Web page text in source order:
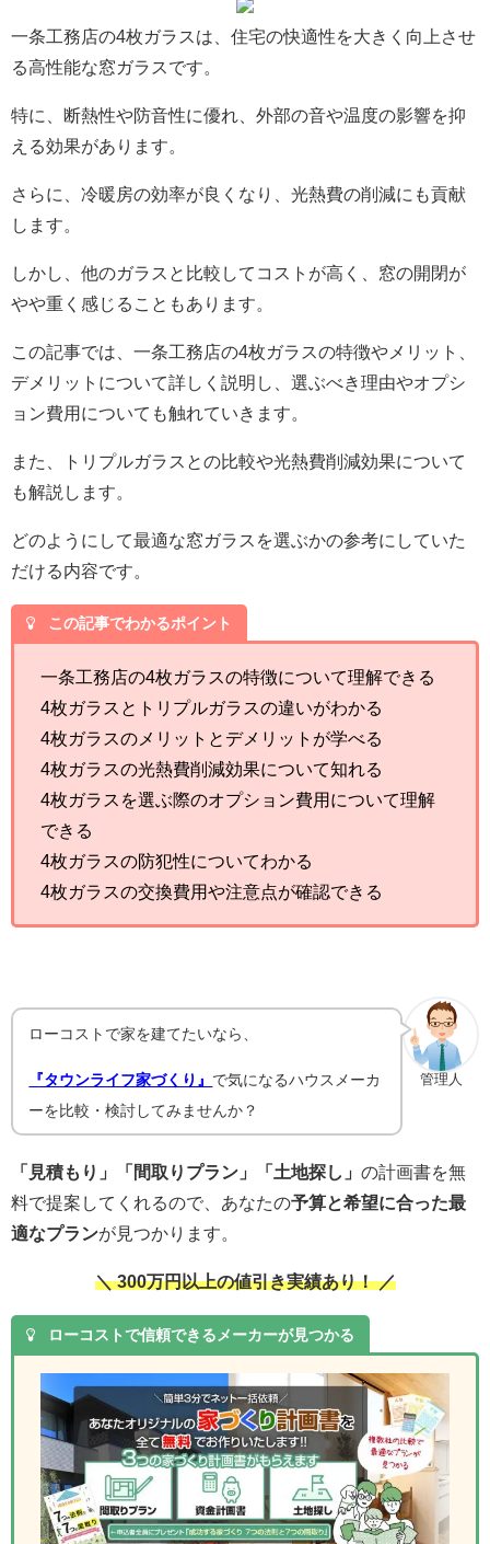
一条工務店の4枚ガラスは、住宅の快適性を大きく向上させ
る高性能な窓ガラスです。
特に、断熱性や防音性に優れ、外部の音や温度の影響を抑
える効果があります。
さらに、冷暖房の効率が良くなり、光熱費の削減にも貢献
します。
しかし、他のガラスと比較してコストが高く、窓の開閉が
やや重く感じることもあります。
この記事では、一条工務店の4枚ガラスの特徴やメリット、
デメリットについて詳しく説明し、選ぶべき理由やオプシ
ョン費用についても触れていきます。
また、トリプルガラスとの比較や光熱費削減効果について
も解説します。
どのようにして最適な窓ガラスを選ぶかの参考にしていた
だける内容です。
この記事でわかるポイント
一条工務店の4枚ガラスの特徴について理解できる
4枚ガラスとトリプルガラスの違いがわかる
4枚ガラスのメリットとデメリットが学べる
4枚ガラスの光熱費削減効果について知れる
4枚ガラスを選ぶ際のオプション費用について理解
できる
4枚ガラスの防犯性についてわかる
4枚ガラスの交換費用や注意点が確認できる
管理人
ローコストで家を建てたいなら、
『タウンライフ家づくり』 で気になるハウスメーカ
ーを比較・検討してみませんか？
「見積もり」「間取りプラン」「土地探し」 の計画書を無
料で提案してくれるので、あなたの予算と希望に合った最
適なプランが見つかります。
＼ 300万円以上の値引き実績あり！ ／
ローコストで信頼できるメーカーが見つかる